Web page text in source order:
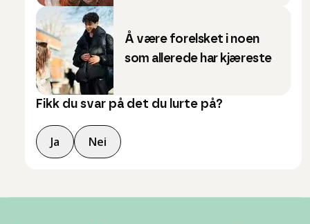
Å være forelsket i noen
som allerede har kjæreste
Fikk du svar på det du lurte på?
Ja Nei